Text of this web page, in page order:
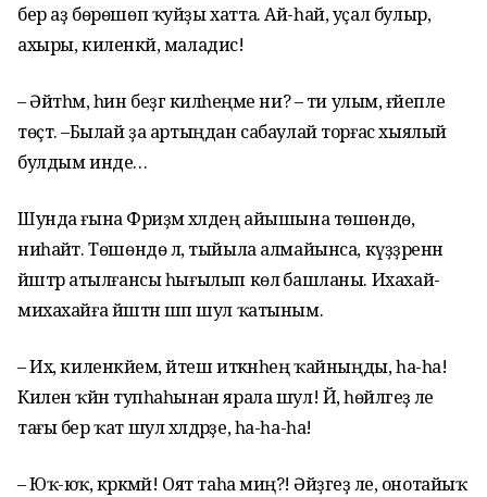
бер аҙ бөрөшөп ҡуйҙы хатта. Ай-һай, уҫал булыр,
ахыры, киленкәй, маладис!
– Әйтһәм, һин беҙгә киләһеңме ни? – ти улым, ғәйепле
төҫтә. –Былай ҙа артыңдан сабаулай торғас хыялый
булдым инде…
Шунда ғына Фәриҙәм хәлдең айышына төшөндө,
ниһайәт. Төшөндө лә, тыйыла алмайынса, күҙҙәренән
йәштәр атылғансы һығылып көлә башланы. Ихахай-
михахайға йәштән шәп шул ҡатыным.
– Их, киленкәйем, йәтеш иткәнһең ҡайныңды, һа-һа!
Килен ҡәйнә тупһаһынан ярала шул! Йә, һөйләгеҙ әле
тағы бер ҡат шул хәлдәрҙе, һа-һа-һа!
– Юҡ-юҡ, кәрәкмәй! Оят таһа миңә?! Әйҙәгеҙ әле, онотайыҡ